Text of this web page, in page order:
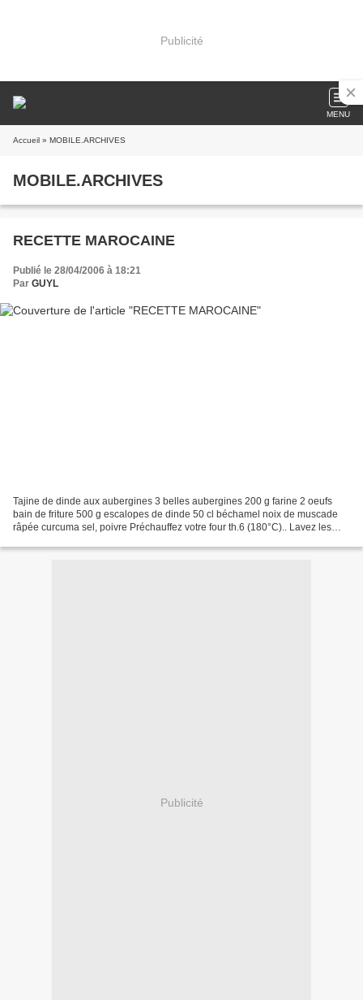
Publicité
MENU
Accueil » MOBILE.ARCHIVES
MOBILE.ARCHIVES
RECETTE MAROCAINE
Publié le 28/04/2006 à 18:21
Par GUYL
Tajine de dinde aux aubergines 3 belles aubergines 200 g farine 2 oeufs
bain de friture 500 g escalopes de dinde 50 cl béchamel noix de muscade
râpée curcuma sel, poivre Préchauffez votre four th.6 (180°C).. Lavez les
Publicité